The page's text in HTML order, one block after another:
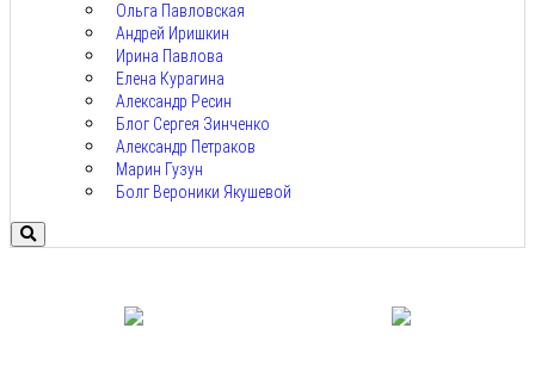
Ольга Павловская
Андрей Иришкин
Ирина Павлова
Елена Курагина
Александр Ресин
Блог Сергея Зинченко
Александр Петраков
Марин Гузун
Болг Вероники Якушевой